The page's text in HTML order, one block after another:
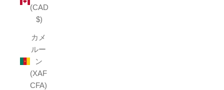
(CAD
$)
カメ
ルー
ン
(XAF
CFA)